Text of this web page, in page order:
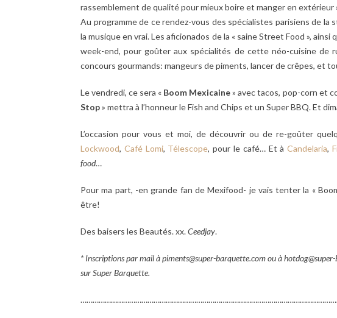
rassemblement de qualité pour mieux boire et manger en extérieur
Au programme de ce rendez-vous des spécialistes parisiens de
la musique en vrai. Les aficionados de la « saine Street Food », ainsi
week-end, pour goûter aux spécialités de cette néo-cuisine de
concours gourmands: mangeurs de piments, lancer de crêpes, et
Le vendredi, ce sera « Boom Mexicaine» avec tacos, pop-corn et
Stop» mettra à l’honneur le Fish and Chips et un Super BBQ. Et
L’occasion pour vous et moi, de découvrir ou de re-goûter
Lockwood, Café Lomi, Télescope, pour le café… Et àCandelaria,
food…
Pour ma part, -en grande fan de Mexifood- je vais tenter la «
être!
Des baisers les Beautés. xx.Ceedjay.
* Inscriptions par mail à piments@super-barquette.com ou à
sur Super Barquette.